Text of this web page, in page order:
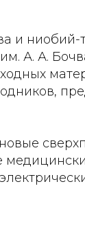
и ниобий-
А. А.